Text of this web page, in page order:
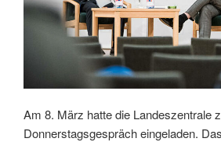
Am 8. März hatte die Landeszentrale
Donnerstagsgespräch eingeladen.